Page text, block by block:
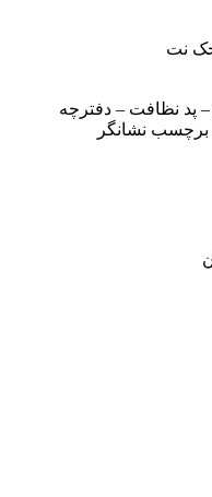
نظافت – دفترچه
برچسب نشانگر